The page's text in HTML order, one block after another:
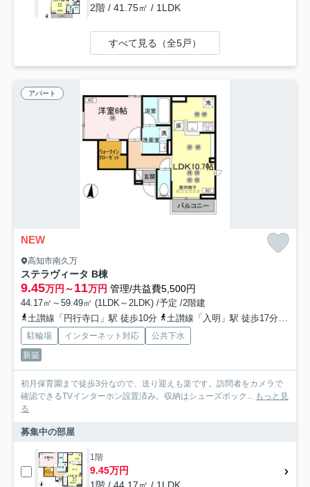
2階 / 41.75㎡ / 1LDK
すべて見る（全5戸）
アパート
NEW
高知市南久万
ステラヴィータ B棟
9.45万円～11万円 管理/共益費5,500円
44.17㎡～59.49㎡ (1LDK～2LDK) /予定 /2階建
土讃線「円行寺口」駅 徒歩10分
土讃線「入明」駅 徒歩17分
駐輪場 インターネット対応
公共下水
新築
初月保育園まで徒歩3分なので、送り迎えも楽です。訪問者をカメラで
確認できるTVインターホン設置済み。収納はシューズボック... もっと見
る
募集中の部屋
1階
9.45万円